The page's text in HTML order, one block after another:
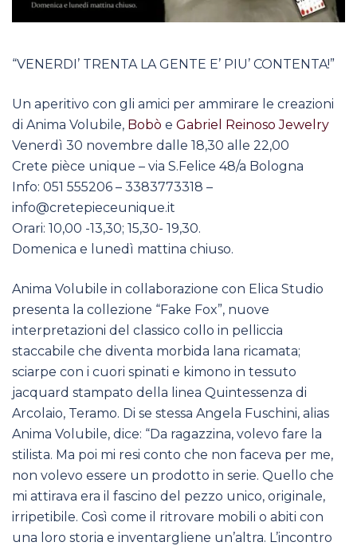
“VENERDI’ TRENTA LA GENTE E’ PIU’ CONTENTA!”
Un aperitivo con gli amici per ammirare le creazioni
di Anima Volubile, Bobò e Gabriel Reinoso Jewelry
Venerdì 30 novembre dalle 18,30 alle 22,00
Crete pièce unique – via S.Felice 48/a Bologna
Info: 051 555206 – 3383773318 –
info@cretepieceunique.it
Orari: 10,00 -13,30; 15,30- 19,30.
Domenica e lunedì mattina chiuso.
Anima Volubile in collaborazione con Elica Studio
presenta la collezione “Fake Fox”, nuove
interpretazioni del classico collo in pelliccia
staccabile che diventa morbida lana ricamata;
sciarpe con i cuori spinati e kimono in tessuto
jacquard stampato della linea Quintessenza di
Arcolaio, Teramo. Di se stessa Angela Fuschini, alias
Anima Volubile, dice: “Da ragazzina, volevo fare la
stilista. Ma poi mi resi conto che non faceva per me,
non volevo essere un prodotto in serie. Quello che
mi attirava era il fascino del pezzo unico, originale,
irripetibile. Così come il ritrovare mobili o abiti con
una loro storia e inventargliene un’altra. L’incontro